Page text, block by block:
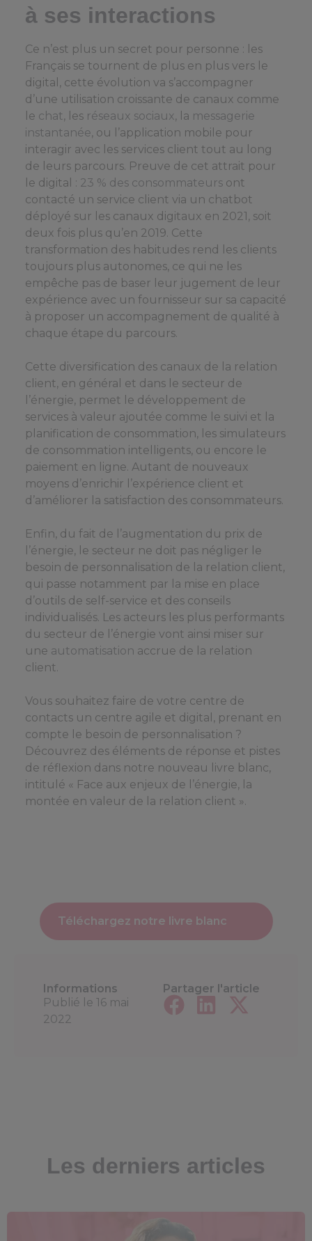
à ses interactions
Ce n’est plus un secret pour personne : les
Français se tournent de plus en plus vers le
digital, cette évolution va s’accompagner
d’une utilisation croissante de canaux comme
le chat, les réseaux sociaux, la messagerie
instantanée, ou l’application mobile pour
interagir avec les services client tout au long
de leurs parcours. Preuve de cet attrait pour
le digital : 23 % des consommateurs ont
contacté un service client via un chatbot
déployé sur les canaux digitaux en 2021, soit
deux fois plus qu’en 2019. Cette
transformation des habitudes rend les clients
toujours plus autonomes, ce qui ne les
empêche pas de baser leur jugement de leur
expérience avec un fournisseur sur sa capacité
à proposer un accompagnement de qualité à
chaque étape du parcours.
Cette diversification des canaux de la relation
client, en général et dans le secteur de
l’énergie, permet le développement de
services à valeur ajoutée comme le suivi et la
planification de consommation, les simulateurs
de consommation intelligents, ou encore le
paiement en ligne. Autant de nouveaux
moyens d’enrichir l’expérience client et
d’améliorer la satisfaction des consommateurs.
Enfin, du fait de l’augmentation du prix de
l’énergie, le secteur ne doit pas négliger le
besoin de personnalisation de la relation client,
qui passe notamment par la mise en place
d’outils de self-service et des conseils
individualisés. Les acteurs les plus performants
du secteur de l’énergie vont ainsi miser sur
une automatisation accrue de la relation
client.
Vous souhaitez faire de votre centre de
contacts un centre agile et digital, prenant en
compte le besoin de personnalisation ?
Découvrez des éléments de réponse et pistes
de réflexion dans notre nouveau livre blanc,
intitulé « Face aux enjeux de l’énergie, la
montée en valeur de la relation client ».
Téléchargez notre livre blanc
Informations
Publié le 16 mai
2022
Partager l'article
Les derniers articles